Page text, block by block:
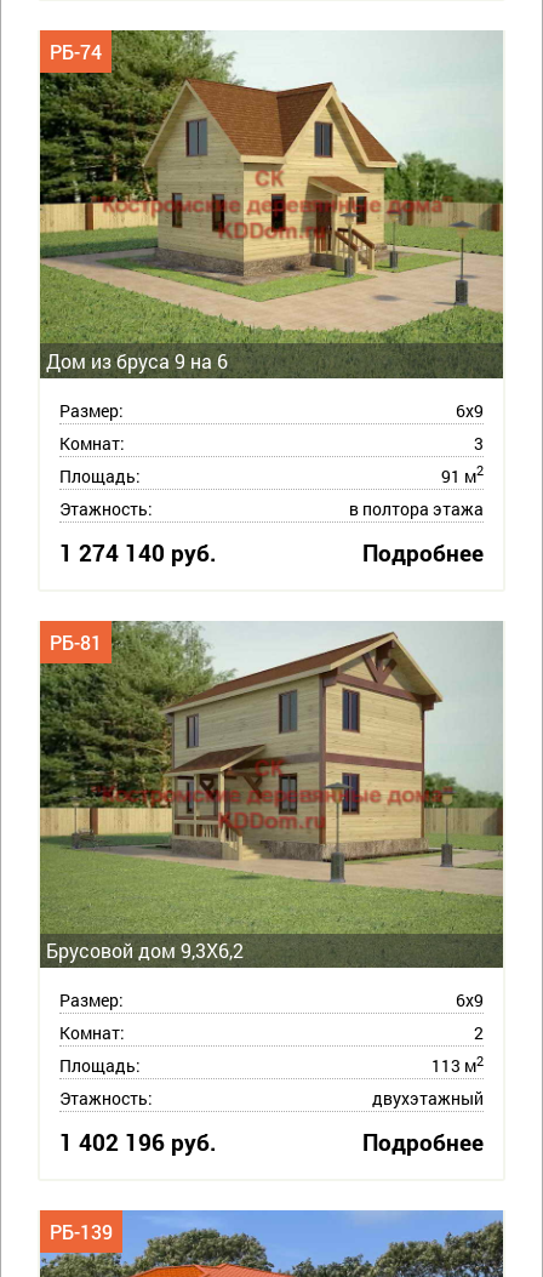
Дом из бруса 9 на 6
РБ-74
Размер:
6х9
Комнат:
3
Площадь:
91 м2
Этажность: в полтора этажа
1 274 140 руб. Подробнее
Брусовой дом 9,3Х6,2
РБ-81
Размер:
6х9
Комнат:
2
Площадь:
113 м2
Этажность: двухэтажный
1 402 196 руб. Подробнее
РБ-139